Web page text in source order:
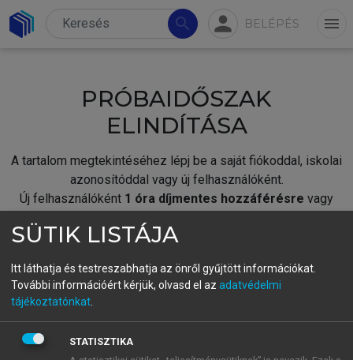
search person BELÉPÉS menu
PRÓBAIDŐSZAK
ELINDÍTÁSA
A tartalom megtekintéséhez lépj be a saját fiókoddal, iskolai
azonosítóddal vagy új felhasználóként.
Új felhasználóként 1 óra díjmentes hozzáférésre vagy
fiókoddal,vagy hozz létre új fiókot.
A regisztráció után apróbaidőszakautomatikusan
BELÉPÉS SAJÁT FIÓKKAL
SÜTIK LISTÁJA
Itt láthatja és testreszabhatja az önről gyűjtött információkat.
További információért kérjük, olvasd el az adatvédelmi
tájékoztatónkat
STATISZTIKA